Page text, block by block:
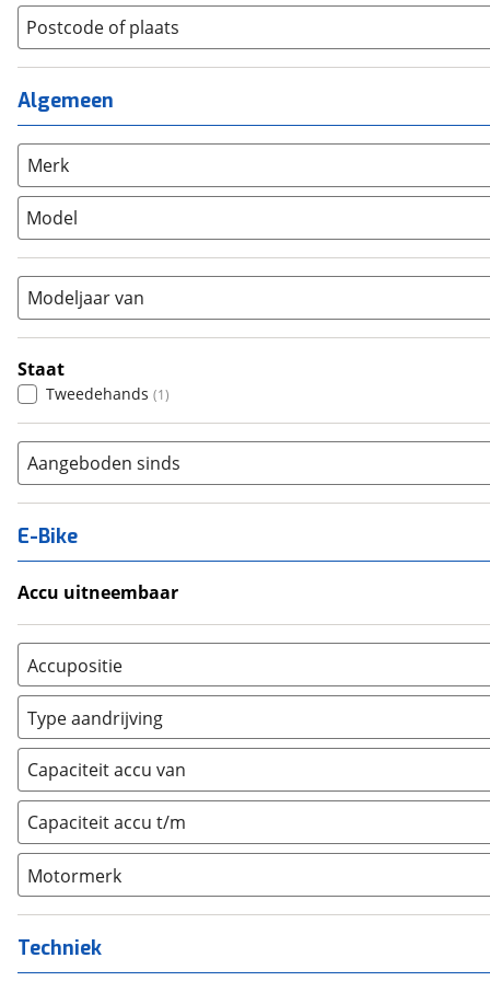
Kinderfiets (0)
Ligfiets (0)
Mountainbike
Overig (0)
Racefiets
Stadsfiets (1)
Tandem
Lage instap (0)
Meisjes
Postcode of plaats
Algemeen
Merk
Model
Modeljaar van
Staat
Tweedehands (1)
Aangeboden sinds
E-Bike
Accu uitneembaar
Nee, vast (0)
Accupositie
Bagagedrager (0)
Frame (0 )
Vloer (0
Achterbank (0)
Kofferbak (0)
Overig (0)
Type aandrijving
Achterwiel (0)
Trapas
Voorwiel
Capaciteit accu van
Capaciteit accu t/m
Motormerk
Bosch (0)
Yamaha
Stromer (0)
Techniek